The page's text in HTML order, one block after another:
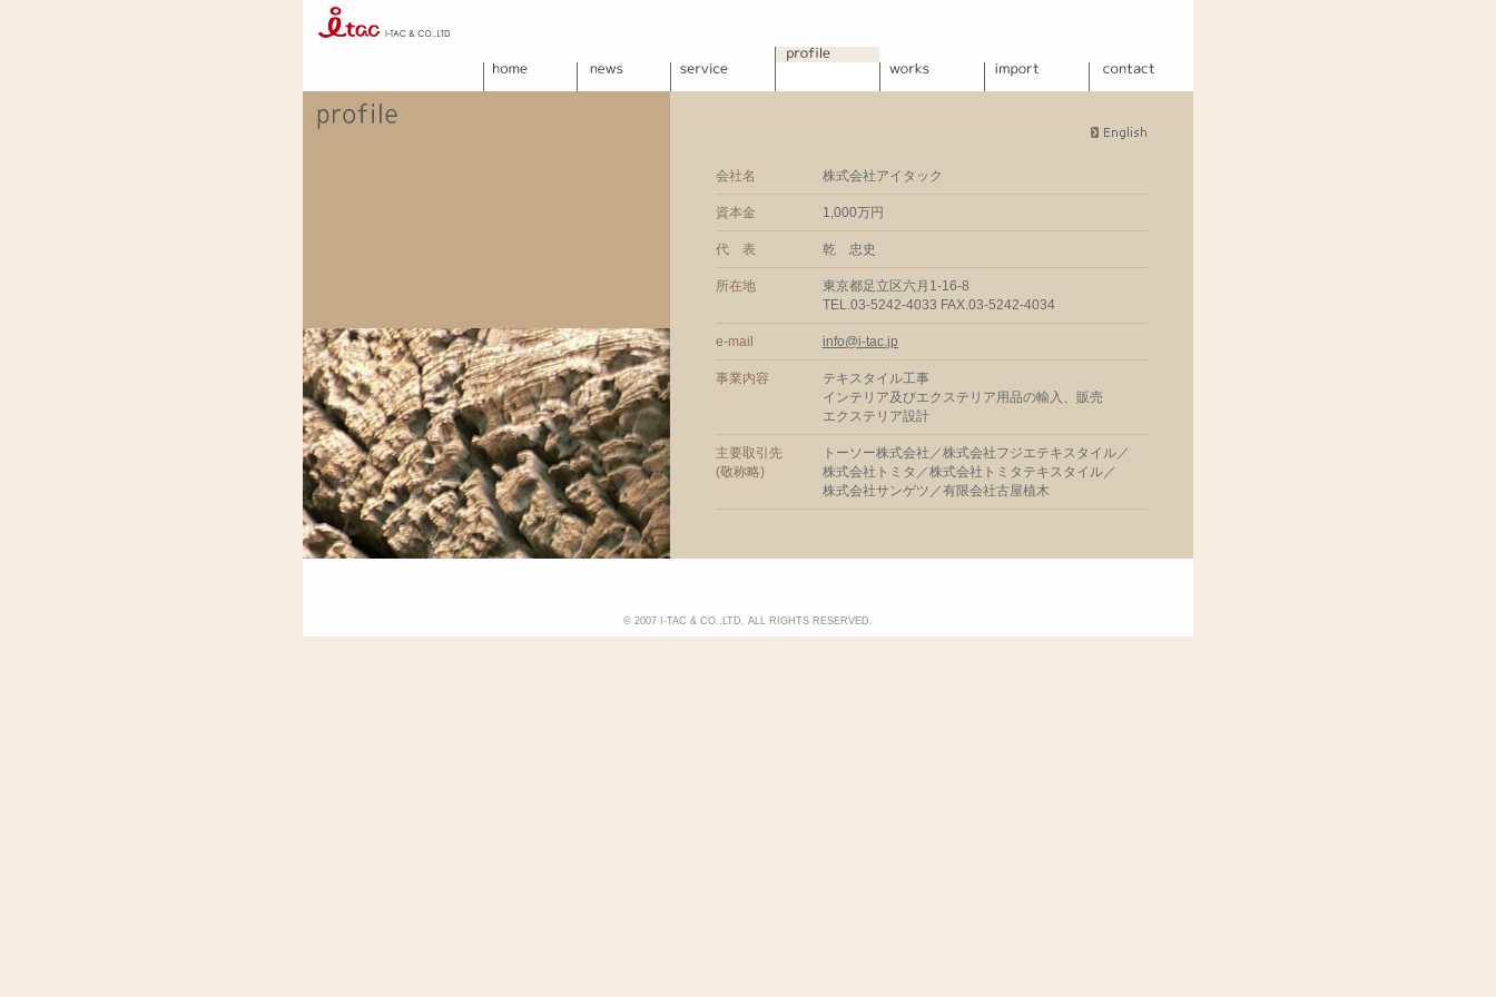
会社名 株式会社アイタック
資本金 1,000万円
代 表 乾 忠史
所在地
東京都足立区六月1-16-8
TEL.03-5242-4033 FAX.03-5242-4034
e-mail info@i-tac.jp
事業内容
テキスタイル工事
インテリア及びエクステリア用品の輸入、販売
エクステリア設計
主要取引先
(敬称略)
トーソー株式会社／株式会社フジエテキスタイル／
株式会社トミタ／株式会社トミタテキスタイル／
株式会社サンゲツ／有限会社古屋植木
© 2007 I-TAC & CO.,LTD. ALL RIGHTS RESERVED.